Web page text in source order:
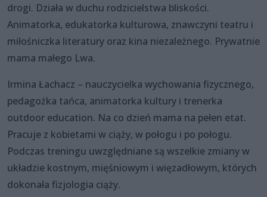
drogi. Działa w duchu rodzicielstwa bliskości.
Animatorka, edukatorka kulturowa, znawczyni teatru i
miłośniczka literatury oraz kina niezależnego. Prywatnie
mama małego Lwa.
Irmina Łachacz – nauczycielka wychowania fizycznego,
pedagożka tańca, animatorka kultury i trenerka
outdoor education. Na co dzień mama na pełen etat.
Pracuje z kobietami w ciąży, w połogu i po połogu.
Podczas treningu uwzględniane są wszelkie zmiany w
układzie kostnym, mięśniowym i więzadłowym, których
dokonała fizjologia ciąży.